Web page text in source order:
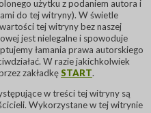
użytku z podaniem autora i
do tej witryny). W świetle
tej witryny bez naszej
jest nielegalne i spowoduje
łamania prawa autorskiego
W razie jakichkolwiek
zakładkęSTART.
w treści tej witryny są
Wykorzystane w tej witrynie